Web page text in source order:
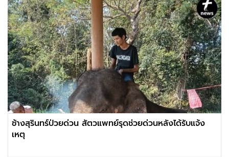
ช้างสุรินทร์ป่วยด่วน สัตวแพทย์รุดช่วยด่วนหลังได้รับแจ้ง
เหตุ